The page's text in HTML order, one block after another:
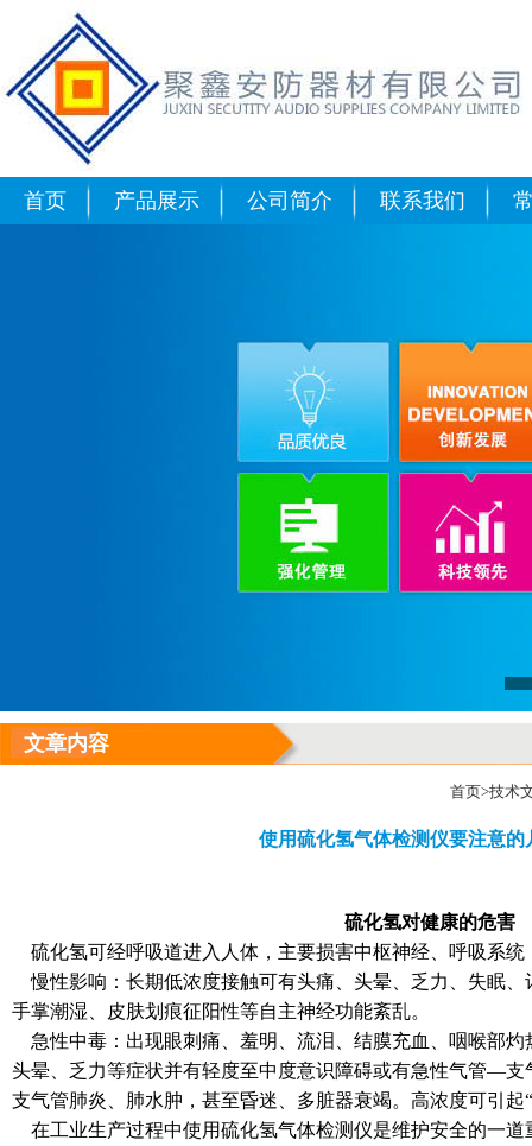
使用硫化氢气体检测仪要注意
首页 产品展示 公司简介 联系我们
文章内容
首页>技术
使用硫化氢气体检测仪要注意的
硫化氢对健康的危害
硫化氢可经呼吸道进入人体，主要损害中枢神经、呼吸系统
慢性影响：长期低浓度接触可有头痛、头晕、乏力、失眠
手掌潮湿、皮肤划痕征阳性等自主神经功能紊乱。
急性中毒：出现眼刺痛、羞明、流泪、结膜充血、咽喉部
头晕、乏力等症状并有轻度至中度意识障碍或有急性气管—
支气管肺炎、肺水肿，甚至昏迷、多脏器衰竭。高浓度可引起
在工业生产过程中使用硫化氢气体检测仪是维护安全的一